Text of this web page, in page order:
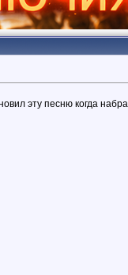
эту песню когда